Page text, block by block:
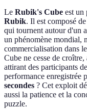
Le Rubik's Cube est un
Rubik. Il est composé
qui tournent autour d'un
un phénomène mondial,
commercialisation dans
Cube ne cesse de
attirant des participants
performance enregistrée
secondes ? Cet exploit
aussi la patience et la
puzzle.